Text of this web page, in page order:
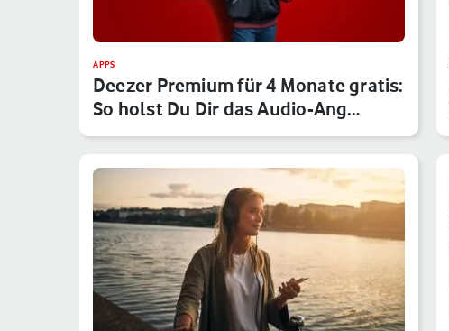
APPS
Deezer Premium für 4 Monate gratis:
So holst Du Dir das Audio-Ang…